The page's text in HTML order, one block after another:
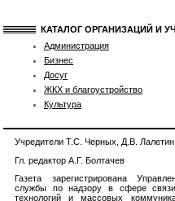
КАТАЛОГ ОРГАНИЗАЦИЙ И
Администрация
Бизнес
Досуг
ЖКХ и благоустройство
Культура
Учредители Т.С. Черных, Д.В. Лалетин
Гл. редактор А.Г. Болтачев
Газета зарегистрирована
службы по надзору в сфере
технологий и массовых